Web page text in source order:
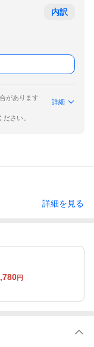
内訳
があります
詳細
さい。
詳細を見る
円